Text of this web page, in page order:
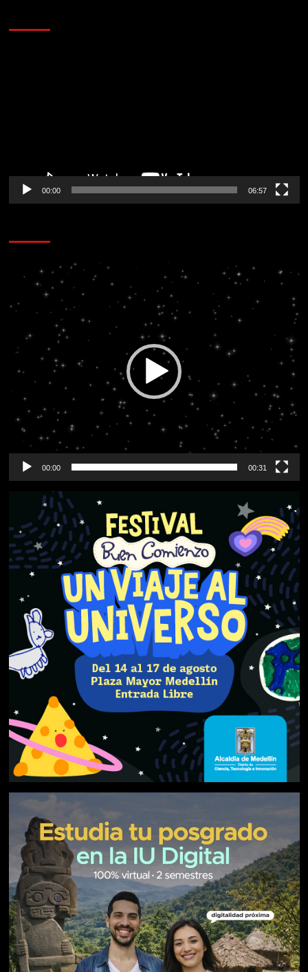
00:00 06:57
Reproductor
vídeo
00:00 00:31